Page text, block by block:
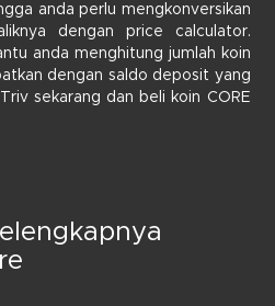
anda perlu mengkonversikan
dengan price calculator.
anda menghitung jumlah koin
dengan saldo deposit yang
sekarang dan beli koin CORE